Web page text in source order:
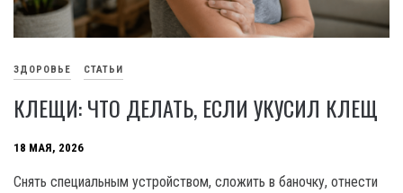
ЗДОРОВЬЕ СТАТЬИ
КЛЕЩИ: ЧТО ДЕЛАТЬ, ЕСЛИ УКУСИЛ КЛЕЩ
18 МАЯ, 2026
Снять специальным устройством, сложить в баночку, отнести